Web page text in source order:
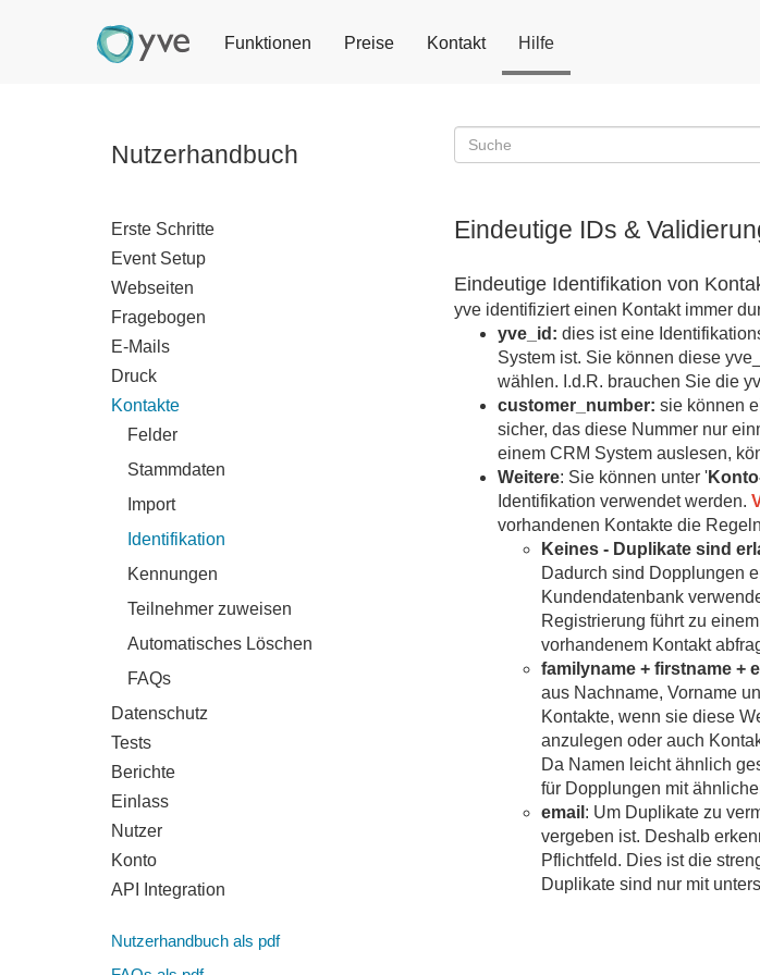
Funktionen Preise Kontakt Hilfe
Nutzerhandbuch
Erste Schritte
Event Setup
Webseiten
Fragebogen
E-Mails
Druck
Kontakte
Felder
Stammdaten
Import
Identifikation
Kennungen
Teilnehmer zuweisen
Automatisches Löschen
FAQs
Datenschutz
Tests
Berichte
Einlass
Nutzer
Konto
API Integration
Nutzerhandbuch als pdf
Eindeutige IDs &
Eindeutige Identifikation von
yve identifiziert einen Kontakt immer
yve_id: dies ist eine
System ist. Sie können diese
wählen. I.d.R. brauchen Sie die
customer_number: sie können
sicher, das diese Nummer nur
einem CRM System auslesen,
Weitere: Sie können unter '
Identifikation verwendet werden.
vorhandenen Kontakte die
Keines - Duplikate sind
Dadurch sind Dopplungen
Kundendatenbank
Registrierung führt zu
vorhandenem Kontakt
familyname + firstname +
aus Nachname, Vorname
Kontakte, wenn sie diese
anzulegen oder auch
Da Namen leicht ähnlich
für Dopplungen mit
email : Um Duplikate zu
vergeben ist. Deshalb
Pflichtfeld. Dies ist die
Duplikate sind nur mit